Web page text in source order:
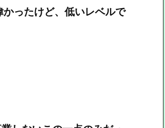
ったけど、低いレベルで